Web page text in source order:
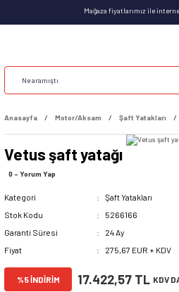
Mağaza fiyatlarımız ile
Anasayfa Motor/Aksam Şaft Yatakları
Vetus şaft yatağı
0 - Yorum Yap
Kategori
Şaft Yatakları
Stok Kodu
5266166
Garanti Süresi
24 Ay
Fiyat
275,67 EUR + KDV
%5 İNDİRİM 17.422,57 TL KDV